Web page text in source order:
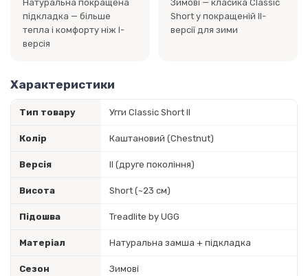
Натуральна покращена
підкладка — більше
тепла і комфорту ніж I-
версія
Зимові — класика Classic
Short у покращеній II-
версії для зими
Характеристики
Тип товару Угги Classic Short II
Колір Каштановий (Chestnut)
Версія II (друге покоління)
Висота Short (~23 см)
Підошва Treadlite by UGG
Матеріал Натуральна замша + підкладка
Сезон Зимові